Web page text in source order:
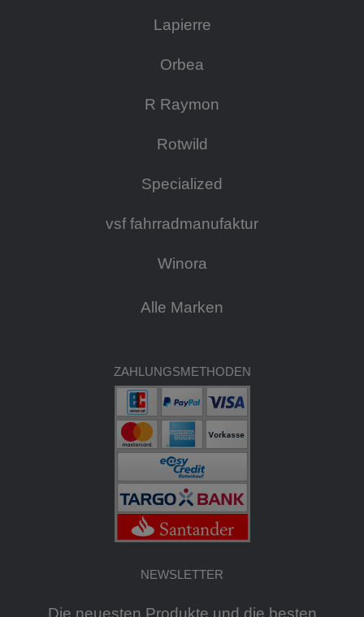
Lapierre
Orbea
R Raymon
Rotwild
Specialized
vsf fahrradmanufaktur
Winora
Alle Marken
ZAHLUNGSMETHODEN
NEWSLETTER
Die neuesten Produkte und die besten